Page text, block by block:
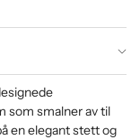
som smalner av til
en elegant stett og